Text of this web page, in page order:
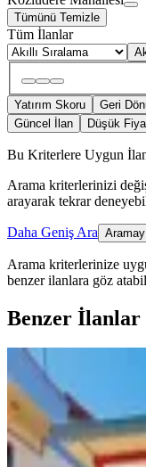
Tümünü Temizle
Tüm İlanlar
Yatırım Skoru Geri
Güncel İlan
Düşük
Bu Kriterlere Uygun
Arama kriterlerinizi
arayarak tekrar
Daha Geniş Ara
Arama kriterlerinize
benzer ilanlara göz
Benzer İlanlar
MANZARALI
2+1·